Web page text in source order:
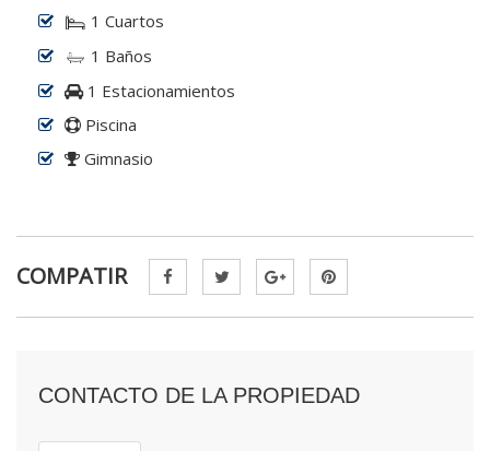
1 Cuartos
1 Baños
1 Estacionamientos
Piscina
Gimnasio
COMPATIR
CONTACTO DE LA PROPIEDAD